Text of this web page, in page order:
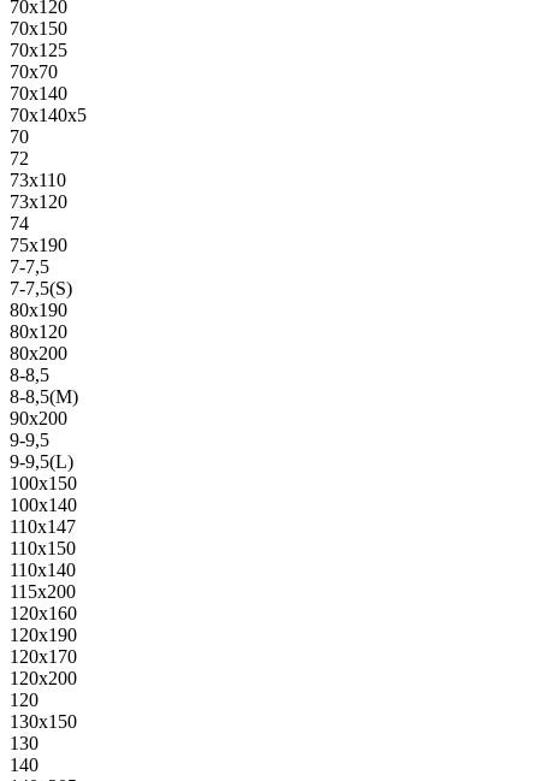
70х120
70х150
70х125
70х70
70х140
70х140х5
70
72
73х110
73х120
74
75х190
7-7,5
7-7,5(S)
80х190
80х120
80х200
8-8,5
8-8,5(M)
90х200
9-9,5
9-9,5(L)
100х150
100х140
110х147
110х150
110х140
115х200
120х160
120х190
120х170
120х200
120
130х150
130
140